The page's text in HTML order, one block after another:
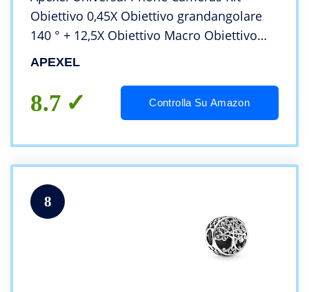
Obiettivo 0,45X Obiettivo grandangolare
140 ° + 12,5X Obiettivo Macro Obiettivo
Clip-on per iPhone 8 7 6 Plus Samsung e
Android
APEXEL
8.7 Controlla Su Amazon
8